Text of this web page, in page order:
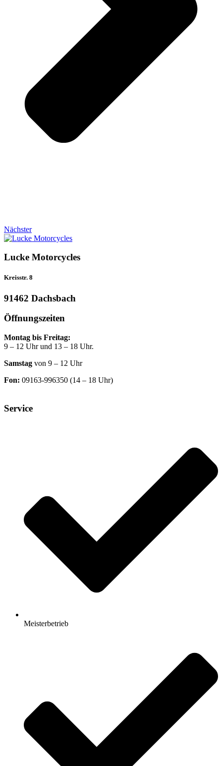
Nächster
Lucke Motorcycles
Kreisstr. 8
91462 Dachsbach
Öffnungszeiten
Montag bis Freitag:
9 – 12 Uhr und 13 – 18 Uhr.
Samstag von 9 – 12 Uhr
Fon: 09163-996350 (14 – 18 Uhr)
Service
Meisterbetrieb